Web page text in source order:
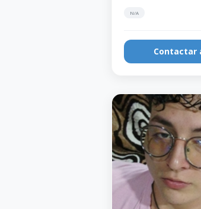
N/A
Contactar